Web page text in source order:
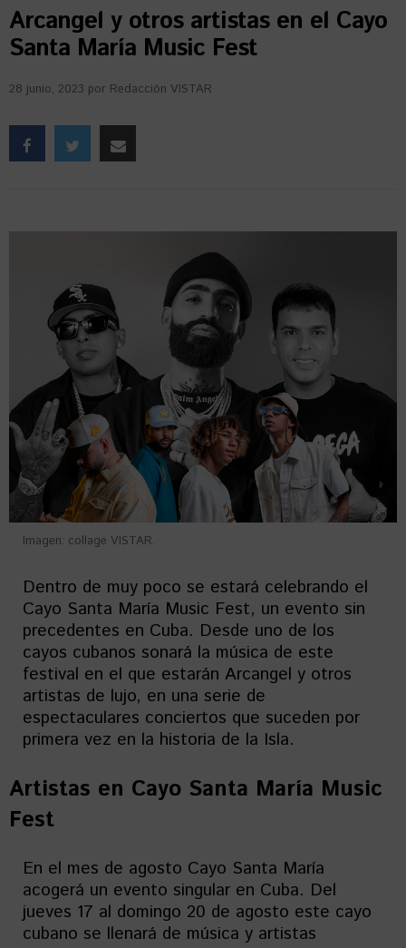
Arcangel y otros artistas en el Cayo
Santa María Music Fest
28 junio, 2023 por Redacción VISTAR
Imagen: collage VISTAR.
Dentro de muy poco se estará celebrando el
Cayo Santa María Music Fest, un evento sin
precedentes en Cuba. Desde uno de los
cayos cubanos sonará la música de este
festival en el que estarán Arcangel y otros
artistas de lujo, en una serie de
espectaculares conciertos que suceden por
primera vez en la historia de la Isla.
Artistas en Cayo Santa María Music
Fest
En el mes de agosto Cayo Santa María
acogerá un evento singular en Cuba. Del
jueves 17 al domingo 20 de agosto este cayo
cubano se llenará de música y artistas